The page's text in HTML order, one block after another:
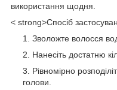
використання щодня.
< strong>Спосіб
Зволожте волосся
Нанесіть достатню
Рівномірно
голови.